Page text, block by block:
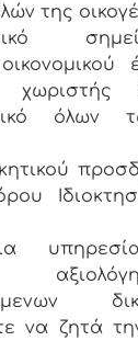
της
χωριστής
όλων
να ζητά